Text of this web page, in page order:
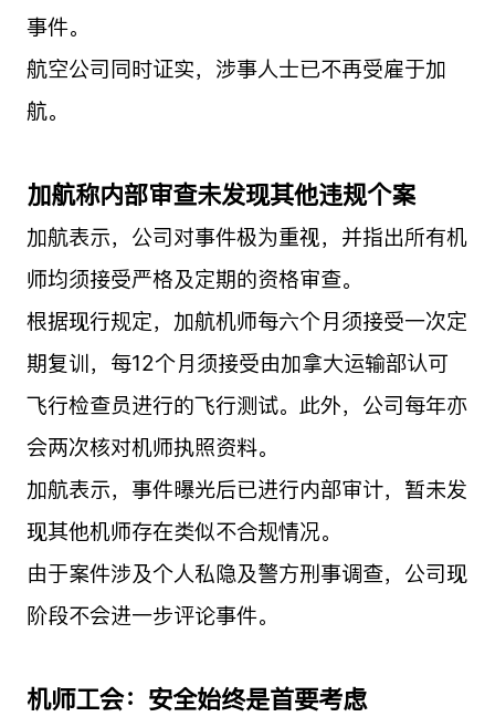
事件。
航空公司同时证实，涉事人士已不再受雇于加
航。
加航称内部审查未发现其他违规个案
加航表示，公司对事件极为重视，并指出所有机
师均须接受严格及定期的资格审查。
根据现行规定，加航机师每六个月须接受一次定
期复训，每12个月须接受由加拿大运输部认可
飞行检查员进行的飞行测试。此外，公司每年亦
会两次核对机师执照资料。
加航表示，事件曝光后已进行内部审计，暂未发
现其他机师存在类似不合规情况。
由于案件涉及个人私隐及警方刑事调查，公司现
阶段不会进一步评论事件。
机师工会：安全始终是首要考虑